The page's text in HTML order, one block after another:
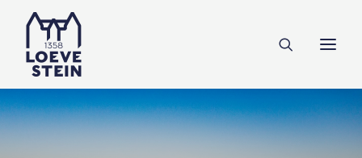
Ontdek Loevestein
Plan je bezoek
Onderwijs